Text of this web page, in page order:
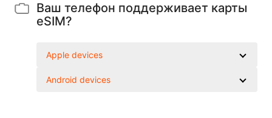
Ваш телефон поддерживает карты
eSIM?
Apple devices
Android devices